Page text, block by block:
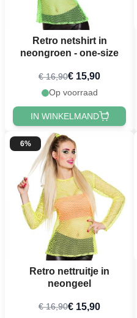
Retro netshirt in
neongroen - one-size
€ 16,90€ 15,90
Op voorraad
IN WINKELMAND
6%
Retro nettruitje in
neongeel
€ 16,90€ 15,90